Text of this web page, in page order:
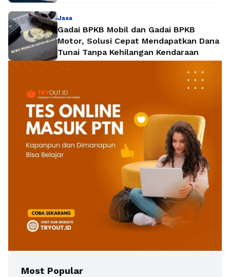
Jasa
Gadai BPKB Mobil dan Gadai BPKB
Motor, Solusi Cepat Mendapatkan Dana
Tunai Tanpa Kehilangan Kendaraan
Most Popular